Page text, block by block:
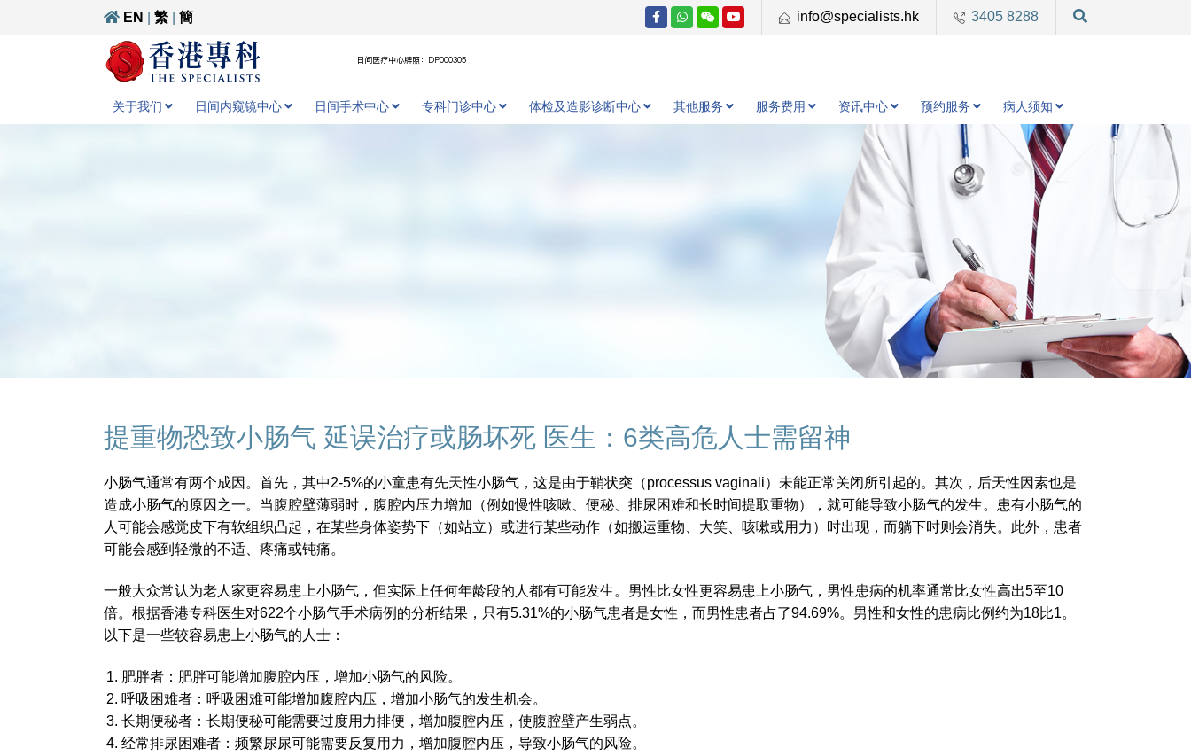
EN 繁 簡 info@specialists.hk 3405 8288
日间医疗中心牌照：DP000305
关于我们 日间内窥镜中心 日间手术中心 专科门诊中心 体检及造影诊断中心 其他服务 服务费用 资讯中心 预约服务 病人须知
提重物恐致小肠气 延误治疗或肠坏死 医生：6类高危人士需留神
小肠气通常有两个成因。首先，其中2-5%的小童患有先天性小肠气，这是由于鞘状突（processus vaginali）未能正常关闭所引起的。其次，后天性因素也是
造成小肠气的原因之一。当腹腔壁薄弱时，腹腔内压力增加（例如慢性咳嗽、便秘、排尿困难和长时间提取重物），就可能导致小肠气的发生。患有小肠气的
人可能会感觉皮下有软组织凸起，在某些身体姿势下（如站立）或进行某些动作（如搬运重物、大笑、咳嗽或用力）时出现，而躺下时则会消失。此外，患者
可能会感到轻微的不适、疼痛或钝痛。
一般大众常认为老人家更容易患上小肠气，但实际上任何年龄段的人都有可能发生。男性比女性更容易患上小肠气，男性患病的机率通常比女性高出5至10
倍。根据香港专科医生对622个小肠气手术病例的分析结果，只有5.31%的小肠气患者是女性，而男性患者占了94.69%。男性和女性的患病比例约为18比1。
以下是一些较容易患上小肠气的人士：
肥胖者：肥胖可能增加腹腔内压，增加小肠气的风险。
呼吸困难者：呼吸困难可能增加腹腔内压，增加小肠气的发生机会。
长期便秘者：长期便秘可能需要过度用力排便，增加腹腔内压，使腹腔壁产生弱点。
经常排尿困难者：频繁尿尿可能需要反复用力，增加腹腔内压，导致小肠气的风险。